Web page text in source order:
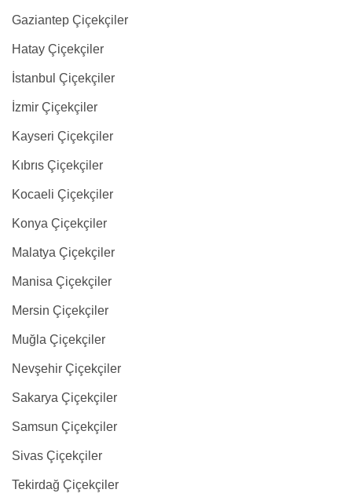
Gaziantep Çiçekçiler
Hatay Çiçekçiler
İstanbul Çiçekçiler
İzmir Çiçekçiler
Kayseri Çiçekçiler
Kıbrıs Çiçekçiler
Kocaeli Çiçekçiler
Konya Çiçekçiler
Malatya Çiçekçiler
Manisa Çiçekçiler
Mersin Çiçekçiler
Muğla Çiçekçiler
Nevşehir Çiçekçiler
Sakarya Çiçekçiler
Samsun Çiçekçiler
Sivas Çiçekçiler
Tekirdağ Çiçekçiler